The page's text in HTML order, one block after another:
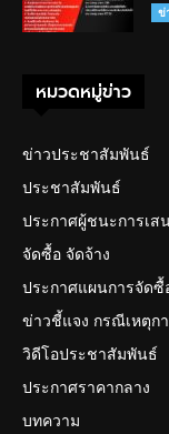
ข่
หมวดหมู่ข่าว
ข่าวประชาสัมพันธ์
ประชาสัมพันธ์
ประกาศผู้ชนะการเส
จัดซื้อ จัดจ้าง
ประกาศแผนการจัดซื้
ข่าวชี้แจง กรณีเหตุก
วิดีโอประชาสัมพันธ์
ประกาศราคากลาง
บทความ